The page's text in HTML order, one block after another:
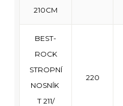
210CM
BEST-
ROCK
STROPNÍ
NOSNÍK
T 211/
220